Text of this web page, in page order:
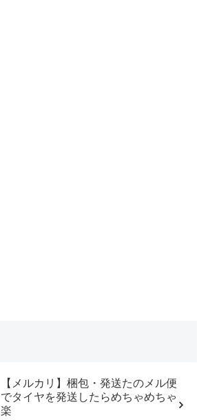
【メルカリ】梱包・発送たのメル便
でタイヤを発送したらめちゃめちゃ
楽